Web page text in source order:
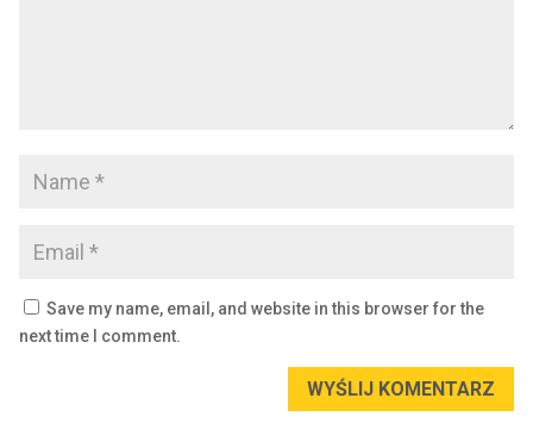
Save my name, email, and website in this browser for the
next time I comment.
WYŚLIJ KOMENTARZ